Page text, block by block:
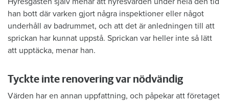
han bott där varken gjort några inspektioner eller något
underhåll av badrummet, och att det är anledningen till att
sprickan har kunnat uppstå. Sprickan var heller inte så lätt
att upptäcka, menar han.
Tyckte inte renovering var nödvändig
Värden har en annan uppfattning, och påpekar att företaget